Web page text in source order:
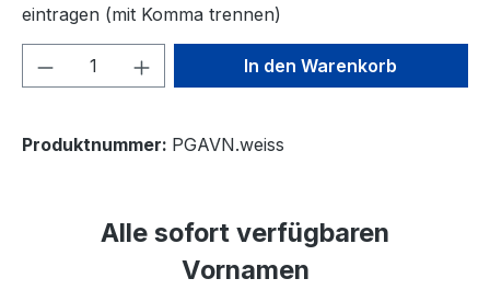
eintragen (mit Komma trennen)
Produkt Anzahl: Gib denIn den Warenkorb
Produktnummer: PGAVN.weiss
Alle sofort verfügbaren
Vornamen